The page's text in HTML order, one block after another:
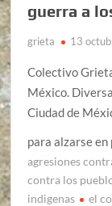
guerra a
grieta 13
Colectivo
México.
Ciudad de
para alzarse
agresiones
contra los
indigenas
el